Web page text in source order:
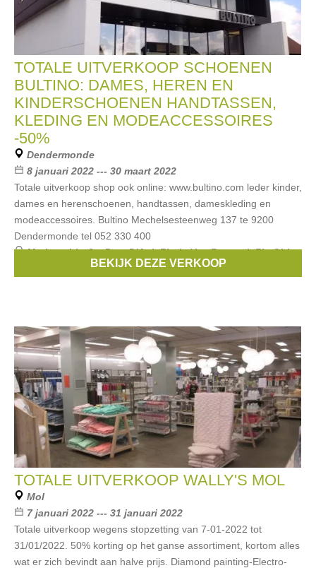
TOTALE UITVERKOOP SCHOENEN
BULTINO: DAMES, HEREN EN
KINDERSCHOENEN HANDTASSEN,
KLEDING EN MODEACCESSOIRES
-50%
Dendermonde
8 januari 2022 --- 30 maart 2022
Totale uitverkoop shop ook online: www.bultino.com leder kinder,
dames en herenschoenen, handtassen, dameskleding en
modeaccessoires. Bultino Mechelsesteenweg 137 te 9200
Dendermonde tel 052 330 400
Merken:Liu Jo,Pom D'Api,Floris Van Bommel,Fly Girl,
, ...
BEKIJK DEZE VERKOOP
TOTALE UITVERKOOP WALLY'S MOL
Mol
7 januari 2022 --- 31 januari 2022
Totale uitverkoop wegens stopzetting van 7-01-2022 tot
31/01/2022. 50% korting op het ganse assortiment, kortom alles
wat er zich bevindt aan halve prijs. Diamond painting-Electro-